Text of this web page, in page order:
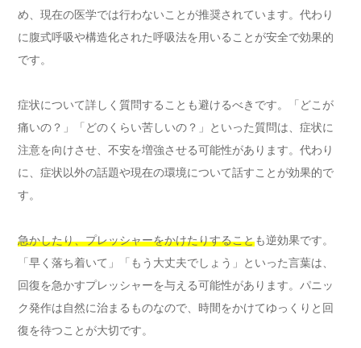
め、現在の医学では行わないことが推奨されています。代わり
に腹式呼吸や構造化された呼吸法を用いることが安全で効果的
です。
症状について詳しく質問することも避けるべきです。「どこが
痛いの？」「どのくらい苦しいの？」といった質問は、症状に
注意を向けさせ、不安を増強させる可能性があります。代わり
に、症状以外の話題や現在の環境について話すことが効果的で
す。
急かしたり、プレッシャーをかけたりすることも逆効果です。
「早く落ち着いて」「もう大丈夫でしょう」といった言葉は、
回復を急かすプレッシャーを与える可能性があります。パニッ
ク発作は自然に治まるものなので、時間をかけてゆっくりと回
復を待つことが大切です。